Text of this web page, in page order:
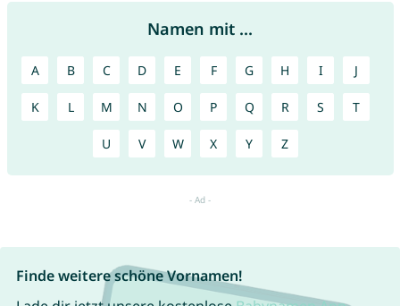
Namen mit ...
A B C D E F G H I J
K L M N O P Q R S T
U V W X Y Z
Finde weitere schöne Vornamen!